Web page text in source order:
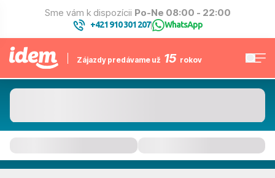
Sme vám k dispozícii Po-Ne 08:00 - 22:00
+421 910 301 207| WhatsApp
Zájazdy predávame už 15 rokov